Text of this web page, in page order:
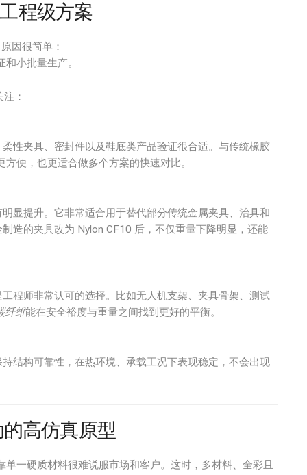
程级方案
因很简单：
小批量生产。
：
性夹具、密封件以及鞋底类产品验证很合适。与传统橡胶
方便，也更适合做多个方案的快速对比。
显提升。它非常适合用于替代部分传统金属夹具、治具和
造的夹具改为 Nylon CF10 后，不仅重量下降明显，还能
程师非常认可的选择。比如无人机支架、夹具骨架、测试
纤维能在安全裕度与重量之间找到更好的平衡。
结构可靠性，在热环境、承载工况下表现稳定，不会出现
高仿真原型
单一硬质材料很难说服市场和客户。这时，多材料、全彩且